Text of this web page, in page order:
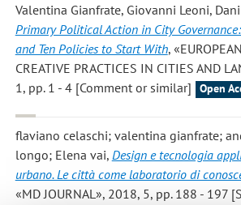
Valentina Gianfrate, Giovanni Leoni,
Primary Political Action in City
and Ten Policies to Start With,
CREATIVE PRACTICES IN CITIES AND
1, pp. 1 - 4 [Comment or similar]
Open
flaviano celaschi; valentina gianfrate;
longo; Elena vai, Design e tecnologia
urbano. Le città come laboratorio di
«MD JOURNAL», 2018, 5, pp. 188 - 197